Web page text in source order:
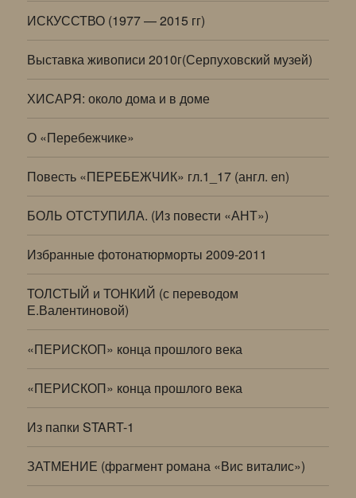
ИСКУССТВО (1977 — 2015 гг)
Выставка живописи 2010г(Серпуховский музей)
ХИСАРЯ: около дома и в доме
О «Перебежчике»
Повесть «ПЕРЕБЕЖЧИК» гл.1_17 (англ. en)
БОЛЬ ОТСТУПИЛА. (Из повести «АНТ»)
Избранные фотонатюрморты 2009-2011
ТОЛСТЫЙ и ТОНКИЙ (с переводом
Е.Валентиновой)
«ПЕРИСКОП» конца прошлого века
«ПЕРИСКОП» конца прошлого века
Из папки START-1
ЗАТМЕНИЕ (фрагмент романа «Вис виталис»)